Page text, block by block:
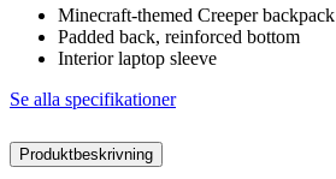
Minecraft-themed Creeper backpack
Padded back, reinforced bottom
Interior laptop sleeve
Se alla specifikationer
Produktbeskrivning